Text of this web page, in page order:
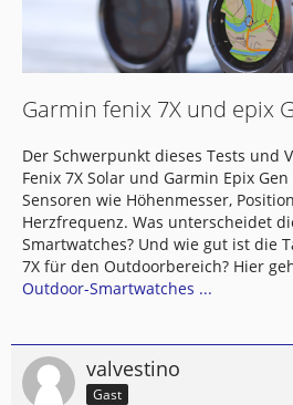
Garmin fenix 7X und epix
Der Schwerpunkt dieses Tests und
Fenix 7X Solar und Garmin Epix
Sensoren wie Höhenmesser,
Herzfrequenz. Was unterscheidet
Smartwatches? Und wie gut ist die
7X für den Outdoorbereich? Hier
Outdoor-Smartwatches ...
valvestino
Gast